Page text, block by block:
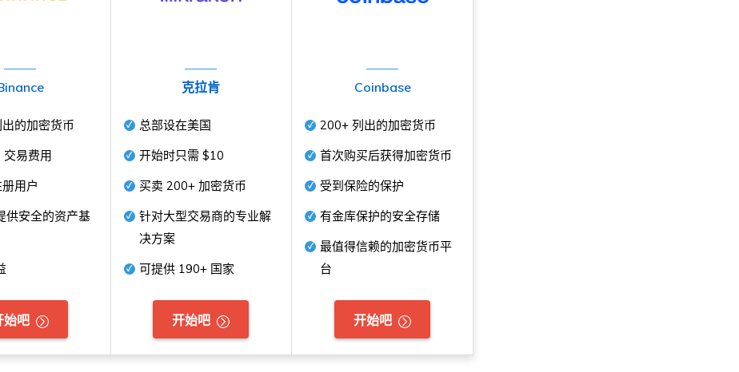
出的加密货币
交易费用
用户
供安全的资产基
始吧
克拉肯
总部设在美国
开始时只需 $10
买卖 200+加密货币
针对大型交易商的专业解
决方案
可提供 190+国家
开始吧
Coinbase
200+ 列出的加密货币
首次购买后获得加密货币
受到保险的保护
有金库保护的安全存储
最值得信赖的加密货币平
台
开始吧